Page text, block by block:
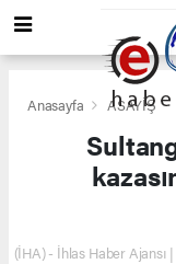
Anasayfa ASAYİŞ
(İHA) - İhlas Haber Ajansı